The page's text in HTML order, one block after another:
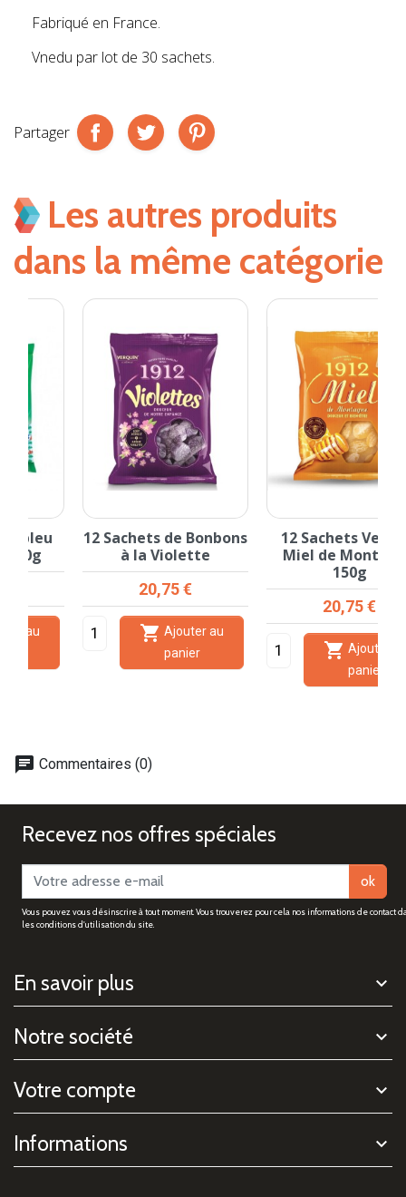
Fabriqué en France.
Vnedu par lot de 30 sachets.
Partager
Les autres produits
dans la même catégorie
12 Sachets de Bonbons
à la Violette

12 Sachets Verquin
Miel de Montagne

chat Commentaires (0)
Recevez nos offres spéciales
ok
Vous pouvez vous désinscrire à tout moment. Vous trouverez pour cela nos informations de contact
les conditions d'utilisation du site.
En savoir plus
Notre société
Votre compte
Informations